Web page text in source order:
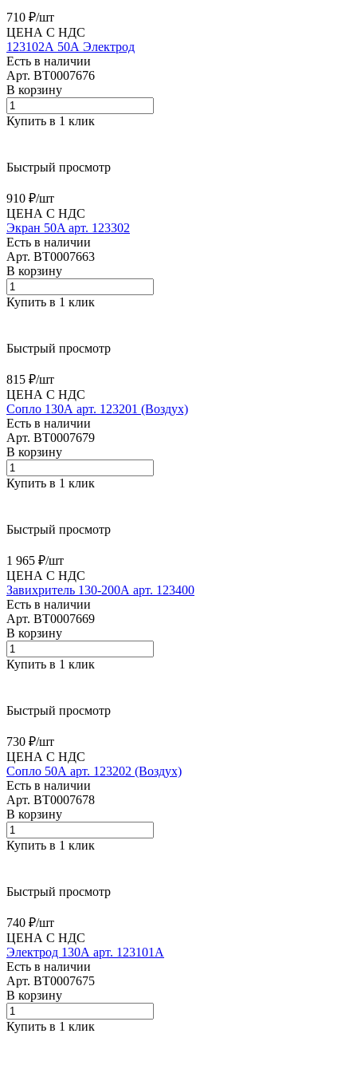
710 ₽/шт
ЦЕНА С НДС
123102А 50А Электрод
Есть в наличии
Арт. BT0007676
В корзину
Купить в 1 клик
Быстрый просмотр
910 ₽/шт
ЦЕНА С НДС
Экран 50A арт. 123302
Есть в наличии
Арт. BT0007663
В корзину
Купить в 1 клик
Быстрый просмотр
815 ₽/шт
ЦЕНА С НДС
Сопло 130А арт. 123201 (Воздух)
Есть в наличии
Арт. BT0007679
В корзину
Купить в 1 клик
Быстрый просмотр
1 965 ₽/шт
ЦЕНА С НДС
Завихритель 130-200А арт. 123400
Есть в наличии
Арт. BT0007669
В корзину
Купить в 1 клик
Быстрый просмотр
730 ₽/шт
ЦЕНА С НДС
Сопло 50А арт. 123202 (Воздух)
Есть в наличии
Арт. BT0007678
В корзину
Купить в 1 клик
Быстрый просмотр
740 ₽/шт
ЦЕНА С НДС
Электрод 130А арт. 123101А
Есть в наличии
Арт. BT0007675
В корзину
Купить в 1 клик